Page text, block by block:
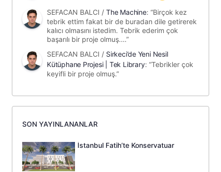
SEFACAN BALCI / The Machine: “Birçok kez
tebrik ettim fakat bir de buradan dile getirerek
kalıcı olmasını istedim. Tebrik ederim çok
başarılı bir proje olmuş.…”
SEFACAN BALCI / Sirkeci’de Yeni Nesil
Kütüphane Projesi | Tek Library: “Tebrikler çok
keyifli bir proje olmuş.”
SON YAYINLANANLAR
İstanbul Fatih’te Konservatuar